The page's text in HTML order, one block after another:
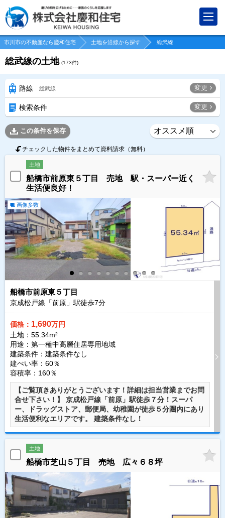
市川市の不動産なら慶和住宅 土地を沿線から探す 総武線
総武線の土地 (173件)
路線 総武線 変更
検索条件 変更
この条件を保存
チェックした物件をまとめて資料請求（無料）
土地
船橋市前原東５丁目 売地 駅・スーパー近く
生活便良好！
画像多数
船橋市前原東５丁目
京成松戸線「前原」駅徒歩7分
価格： 1,690万円
土地：55.34m²
用途：第一種中高層住居専用地域
建築条件： 建築条件なし
建ぺい率：60％
容積率：160％
【ご覧頂きありがとうございます！詳細は担当営業までお問
合せ下さい！】 京成松戸線「前原」駅徒歩７分！スーパ
ー、ドラッグストア、郵便局、幼稚園が徒歩５分圏内にあり
生活便利なエリアです。 建築条件なし！
土地
船橋市芝山５丁目 売地 広々６８坪